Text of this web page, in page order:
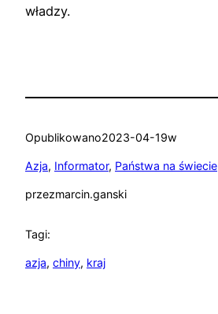
władzy.
Opublikowano2023-04-19w
Azja, Informator, Państwa na świecie
przezmarcin.ganski
Tagi:
azja, chiny, kraj